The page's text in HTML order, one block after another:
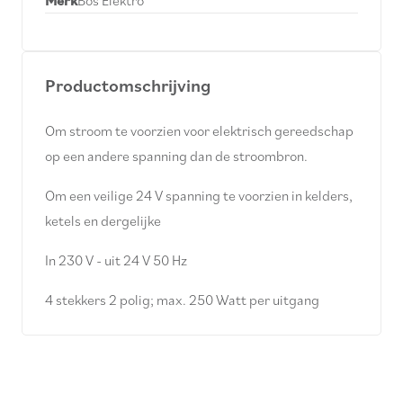
Productomschrijving
Om stroom te voorzien voor elektrisch gereedschap
op een andere spanning dan de stroombron.
Om een veilige 24 V spanning te voorzien in kelders,
ketels en dergelijke
In 230 V - uit 24 V 50 Hz
4 stekkers 2 polig; max. 250 Watt per uitgang